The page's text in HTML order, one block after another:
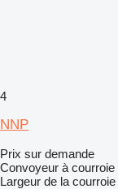
4
NNP
Prix sur demande
Convoyeur à courroie
Largeur de la courroie